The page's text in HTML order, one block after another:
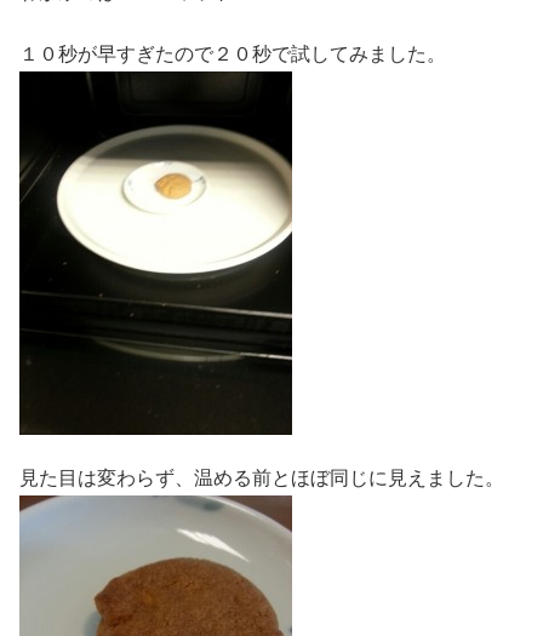
１０秒が早すぎたので２０秒で試してみました。
見た目は変わらず、温める前とほぼ同じに見えました。